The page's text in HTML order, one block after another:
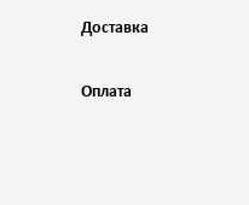
Доставка
Оплата